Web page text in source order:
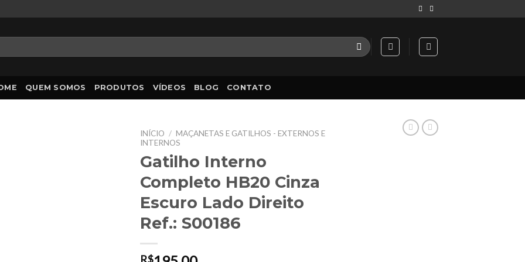
QUEM SOMOS PRODUTOS VÍDEOS BLOG CONTATO
INÍCIO / MAÇANETAS E GATILHOS - EXTERNOS E
INTERNOS
Gatilho Interno
Completo HB20 Cinza
Escuro Lado Direito
Ref.: S00186
R$